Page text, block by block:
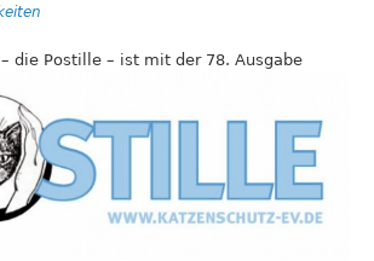
die Postille – ist mit der 78. Ausgabe